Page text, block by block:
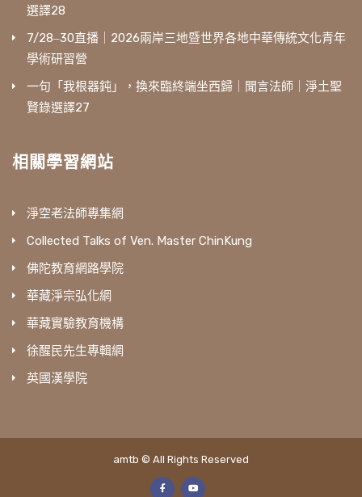
選譯28
7/28‒30直播｜2026兩岸三地暨世界各地中華傳統文化青年
學術研習營
一句「我根器鈍」，換來臨終端坐西歸｜聞言法師｜淨土聖
賢錄選譯27
相關學習網站
淨空老法師專集網
Collected Talks of Ven. Master ChinKung
佛陀教育網路學院
華藏淨宗弘化網
華藏實驗教育機構
徐醒民先生專輯網
英國漢學院
amtb © All Rights Reserved